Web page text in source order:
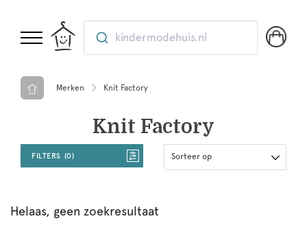
kindermodehuis.nl
Merken Knit Factory
Knit Factory
FILTERS 0 Sorteer op
Helaas, geen zoekresultaat